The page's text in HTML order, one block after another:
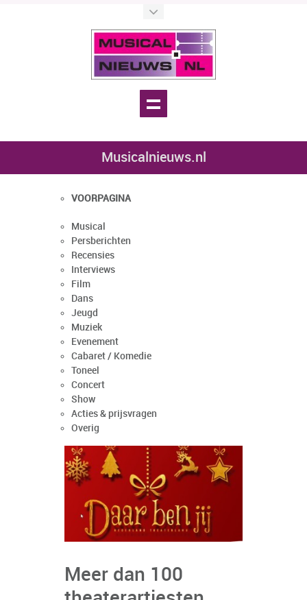
Musicalnieuws.nl
VOORPAGINA
Musical
Persberichten
Recensies
Interviews
Film
Dans
Jeugd
Muziek
Evenement
Cabaret / Komedie
Toneel
Concert
Show
Acties & prijsvragen
Overig
Meer dan 100